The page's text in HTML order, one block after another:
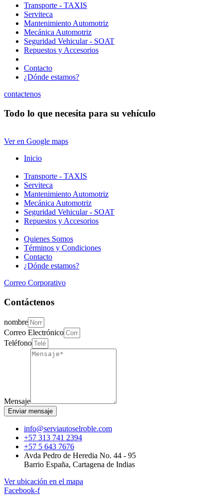
Transporte - TAXIS
Serviteca
Mantenimiento Automotriz
Mecánica Automotriz
Seguridad Vehicular - SOAT
Repuestos y Accesorios
Contacto
¿Dónde estamos?
contactenos
Todo lo que necesita para su vehículo
Ver en Google maps
Inicio
Transporte - TAXIS
Serviteca
Mantenimiento Automotriz
Mecánica Automotriz
Seguridad Vehicular - SOAT
Repuestos y Accesorios
Quienes Somos
Términos y Condiciones
Contacto
¿Dónde estamos?
Correo Corporativo
Contáctenos
nombre
Correo Electrónico
Teléfono
Mensaje
Enviar mensaje
info@serviautoselroble.com
+57 313 741 2394
+57 5 643 7676
Avda Pedro de Heredia No. 44 - 95
Barrio España, Cartagena de Indias
Ver ubicación en el mapa
Facebook-f